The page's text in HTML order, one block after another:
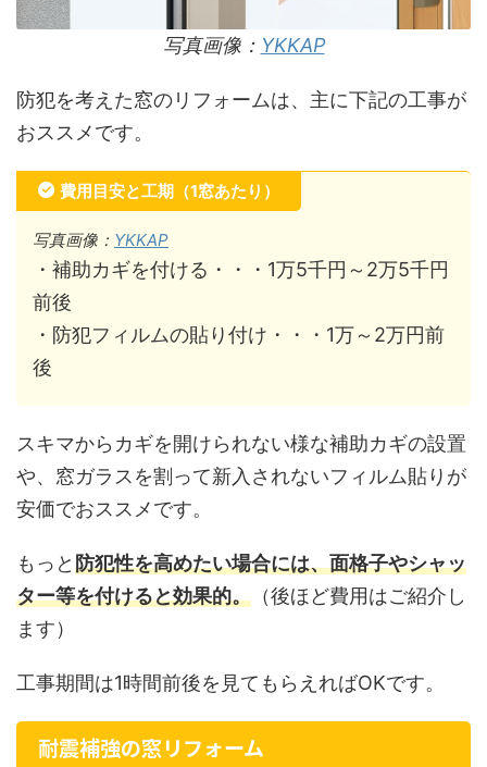
写真画像： YKKAP
防犯を考えた窓のリフォームは、主に下記の工事が
おススメです。
費用目安と工期（1窓あたり）
写真画像： YKKAP
・補助カギを付ける・・・1万5千円～2万5千円
前後
・防犯フィルムの貼り付け・・・1万～2万円前
後
スキマからカギを開けられない様な補助カギの設置
や、窓ガラスを割って新入されないフィルム貼りが
安価でおススメです。
もっと防犯性を高めたい場合には、面格子やシャッ
ター等を付けると効果的。 （後ほど費用はご紹介し
ます）
工事期間は1時間前後を見てもらえればOKです。
耐震補強の窓リフォーム